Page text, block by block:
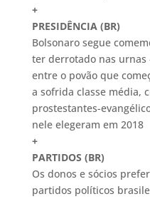
+
PRESIDÊNCIA (BR)
Bolsonaro segue
ter derrotado nas urnas
entre o povão que
a sofrida classe média,
prostestantes-
nele elegeram em 2018
+
PARTIDOS (BR)
Os donos e sócios
partidos políticos